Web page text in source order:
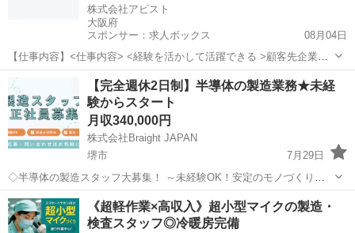
株式会社アビスト
大阪府
スポンサー：求人ボックス
08月04日
【仕事内容】<仕事内容> <経験を活かして活躍できる >顧客先企業に
常駐していただき、技術職として活躍いただきます。 <主なプロジェ
クト> 車両評価・計測エンジニア 治具設計 工作機械設計 カーエアコ
ンの設計 アンダーボデーの車両...
正社員
【完全週休2日制】半導体の製造業務★未経
験からスタート
月収340,000円
株式会社Braight JAPAN
堺市
7月29日
◇半導体の製造スタッフ大募集！ ～未経験OK！安定のモノづくりワ
ーク～ 📌 たった10秒でわかる！このお仕事のポイント ✅ 未経験か
ら“手に職”がつけられる！ ✅ コツコツ・モクモク作業が好きな方った
り ✅ 土...
大阪 堺市 半導体 未経験
《超軽作業×高収入》超小型マイクの製造・
検査スタッフ◎冷暖房完備